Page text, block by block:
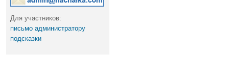
Для участников:
письмо администратору
подсказки